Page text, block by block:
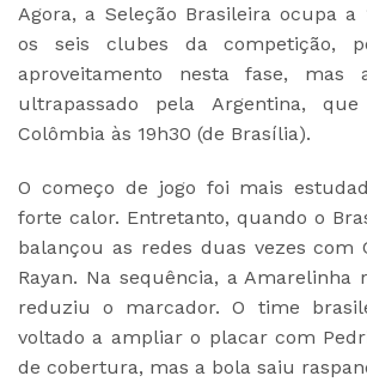
Agora, a Seleção Brasileira ocupa a
os seis clubes da competição,
aproveitamento nesta fase, mas
ultrapassado pela Argentina,
Colômbia às 19h30 (de Brasília).
O começo de jogo foi mais
forte calor. Entretanto, quando o
balançou as redes duas vezes com
Rayan. Na sequência, a Amarelinha
reduziu o marcador. O time
voltado a ampliar o placar com
de cobertura, mas a bola saiu